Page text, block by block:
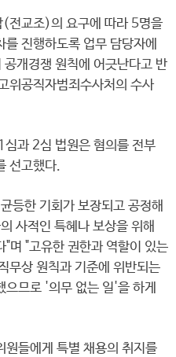
(전교조)의 요구에 따라 5명을
진행하도록 업무 담당자에
개경쟁 원칙에 어긋난다고 반
위공직자범죄수사처의 수사
과 2심 법원은 혐의를 전부
선고했다.
등한 기회가 보장되고 공정해
사적인 특혜나 보상을 위해
"며 "고유한 권한과 역할이 있는
무상 원칙과 기준에 위반되는
므로 '의무 없는 일'을 하게
원들에게 특별 채용의 취지를